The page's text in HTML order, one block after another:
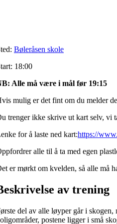
Bøleråsen skole
18:00
Alle må være i mål før 19:15
mulig er det fint om du melder
trenger ikke skrive ut kart selv, vi
for å laste ned kart:https://
alle til å ta med egen
er mørkt om kvelden, så alle må
av trening
del av alle løyper går i
postene ligger i små